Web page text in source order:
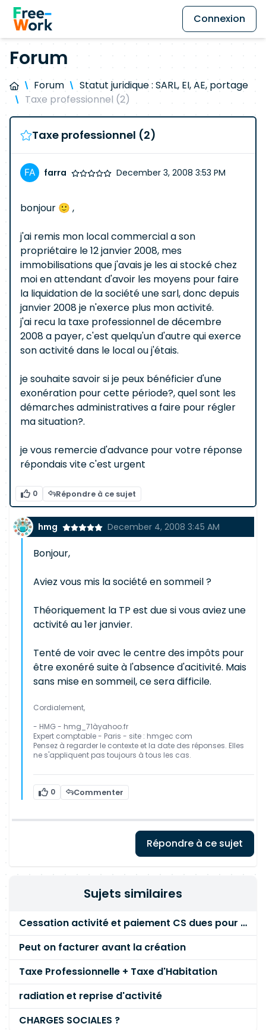
Connexion
Forum
Forum
Statut juridique : SARL, EI, AE, portage
Taxe professionnel (2)
Taxe professionnel (2)
farra December 3, 2008 3:53 PM
bonjour 🙂 ,
j'ai remis mon local commercial a son
propriétaire le 12 janvier 2008, mes
immobilisations que j'avais je les ai stocké chez
moi en attendant d'avoir les moyens pour faire
la liquidation de la société une sarl, donc depuis
janvier 2008 je n'exerce plus mon activité.
j'ai recu la taxe professionnel de décembre
2008 a payer, c'est quelqu'un d'autre qui exerce
son activité dans le local ou j'étais.
je souhaite savoir si je peux bénéficier d'une
exonération pour cette période?, quel sont les
démarches administratives a faire pour régler
ma situation?.
je vous remercie d'advance pour votre réponse
répondais vite c'est urgent
0 Répondre à ce sujet
hmg December 4, 2008 3:45 AM
Bonjour,
Aviez vous mis la société en sommeil ?
Théoriquement la TP est due si vous aviez une
activité au 1er janvier.
Tenté de voir avec le centre des impôts pour
être exonéré suite à l'absence d'acitivité. Mais
sans mise en sommeil, ce sera difficile.
Cordialement,
- HMG - hmg_71àyahoo.fr
Expert comptable - Paris - site : hmgec com
Pensez à regarder le contexte et la date des réponses. Elles
ne s'appliquent pas toujours à tous les cas.
0 Commenter
Répondre à ce sujet
Sujets similaires
Cessation activité et paiement CS dues pour 2007 & 2008
Peut on facturer avant la création
Taxe Professionnelle + Taxe d'Habitation
radiation et reprise d'activité
CHARGES SOCIALES ?